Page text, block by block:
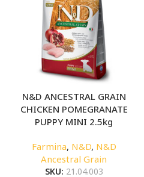
N&D ANCESTRAL GRAIN
CHICKEN POMEGRANATE
PUPPY MINI 2.5kg
Farmina, N&D, N&D
Ancestral Grain
SKU: 21.04.003